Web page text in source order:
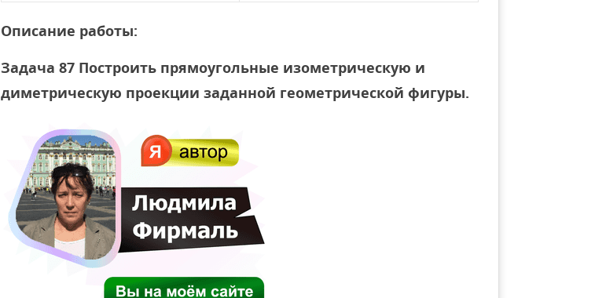
Описание работы:
Задача 87 Построить прямоугольные изометрическую и
диметрическую проекции заданной геометрической фигуры.